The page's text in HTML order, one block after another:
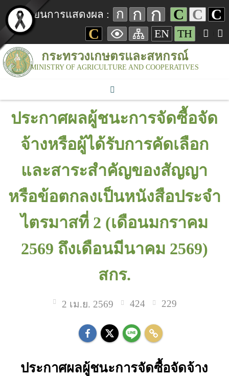
เปลี่ยนการแสดงผล : ก ก ก C C C
C
EN TH
กระทรวงเกษตรและสหกรณ์
MINISTRY OF AGRICULTURE AND COOPERATIVES
ประกาศผลผู้ชนะการจัดซื้อจัด
จ้างหรือผู้ได้รับการคัดเลือก
และสาระสำคัญของสัญญา
หรือข้อตกลงเป็นหนังสือประจำ
ไตรมาสที่ 2 (เดือนมกราคม
2569 ถึงเดือนมีนาคม 2569)
สกร.
2 เม.ย. 2569 424 229
ประกาศผลผู้ชนะการจัดซื้อจัดจ้าง